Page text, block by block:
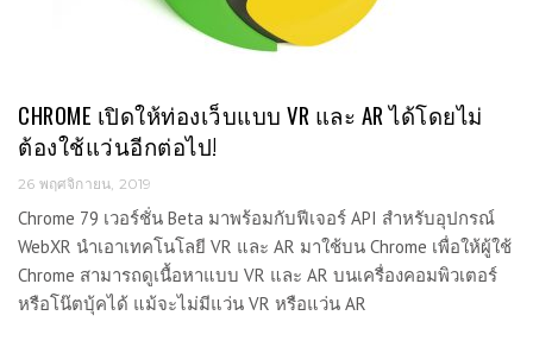
CHROME เปิดให้ท่องเว็บแบบ VR และ AR ได้โดยไม่
ต้องใช้แว่นอีกต่อไป!
26 พฤศจิกายน, 2019
Chrome 79 เวอร์ชั่น Beta มาพร้อมกับฟีเจอร์ API สำหรับอุปกรณ์
WebXR นำเอาเทคโนโลยี VR และ AR มาใช้บน Chrome เพื่อให้ผู้ใช้
Chrome สามารถดูเนื้อหาแบบ VR และ AR บนเครื่องคอมพิวเตอร์
หรือโน๊ตบุ้คได้ แม้จะไม่มีแว่น VR หรือแว่น AR